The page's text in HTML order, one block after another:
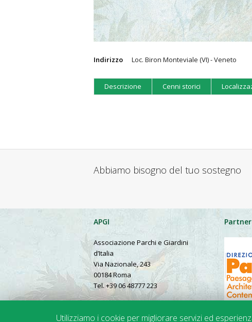
Indirizzo Loc. Biron Monteviale (VI) - Veneto
Descrizione Cenni storici
Abbiamo bisogno del tuo sostegno
APGI
Associazione Parchi e Giardini
d’Italia
Via Nazionale, 243
00184 Roma
Tel. +39 06 48777 223
Partner
Utilizziamo i cookie per migliorare servizi ed